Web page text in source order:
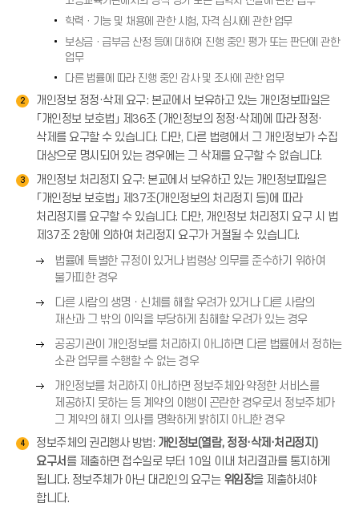
→
)
학력ㆍ기능 및 채용에 관한 시험, 자격 심사에 관한 업무
보상금ㆍ급부금 산정 등에 대하여 진행 중인 평가 또는 판단에 관한
업무
다른 법률에 따라 진행 중인 감사 및 조사에 관한 업무
2
개인정보 정정·삭제 요구: 본교에서 보유하고 있는 개인정보파일은
「개인정보 보호법」 제36조 (개인정보의 정정·삭제)에 따라 정정·
삭제를 요구할 수 있습니다. 다만, 다른 법령에서 그 개인정보가 수집
대상으로 명시되어 있는 경우에는 그 삭제를 요구할 수 없습니다.
3
개인정보 처리정지 요구: 본교에서 보유하고 있는 개인정보파일은
「개인정보 보호법」 제37조(개인정보의 처리정지 등)에 따라
처리정지를 요구할 수 있습니다. 다만, 개인정보 처리정지 요구 시 법
제37조 2항에 의하여 처리정지 요구가 거절될 수 있습니다.
오
른
쪽
화
살
표
(
→
)
법률에 특별한 규정이 있거나 법령상 의무를 준수하기 위하여
불가피한 경우
오
른
쪽
화
살
표
(
→
)
다른 사람의 생명ㆍ신체를 해할 우려가 있거나 다른 사람의
재산과 그 밖의 이익을 부당하게 침해할 우려가 있는 경우
오
른
쪽
화
살
표
(
→
)
공공기관이 개인정보를 처리하지 아니하면 다른 법률에서 정하는
소관 업무를 수행할 수 없는 경우
오
른
쪽
화
살
표
(
→
개인정보를 처리하지 아니하면 정보주체와 약정한 서비스를
제공하지 못하는 등 계약의 이행이 곤란한 경우로서 정보주체가
그 계약의 해지 의사를 명확하게 밝히지 아니한 경우
4 정보주체의 권리행사 방법: 개인정보(열람, 정정·삭제·처리정지)
요구서 를 제출하면 접수일로 부터 10일 이내 처리결과를 통지하게
됩니다. 정보주체가 아닌 대리인의 요구는 위임장을 제출하셔야
합니다.